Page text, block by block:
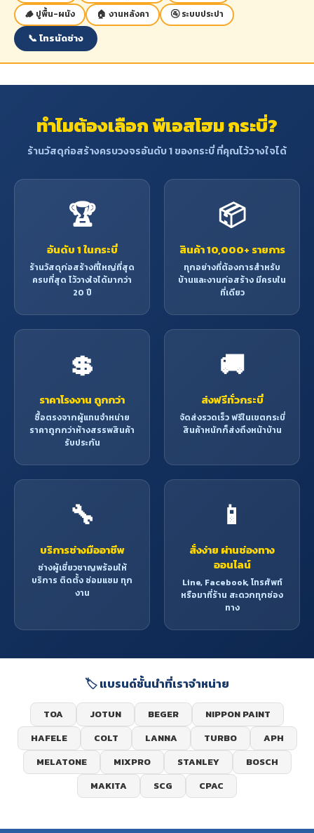
🪵 ปูพื้น-ผนัง
🏠 งานหลังคา 🚰 ระบบประปา
📞 โทรนัดช่าง
ทำไมต้องเลือก พีเอสโฮม กระบี่?
ร้านวัสดุก่อสร้างครบวงจรอันดับ 1 ของกระบี่ ที่คุณไว้วางใจได้
🏆
อันดับ 1 ในกระบี่
ร้านวัสดุก่อสร้างที่ใหญ่ที่สุด
ครบที่สุด ไว้วางใจได้มากว่า
20 ปี
📦
สินค้า 10,000+ รายการ
ทุกอย่างที่ต้องการสำหรับ
บ้านและงานก่อสร้าง มีครบใน
ที่เดียว
💲
ราคาโรงงาน ถูกกว่า
ซื้อตรงจากผู้แทนจำหน่าย
ราคาถูกกว่าห้างสรรพสินค้า
รับประกัน
🚚
ส่งฟรีทั่วกระบี่
จัดส่งรวดเร็ว ฟรีในเขตกระบี่
สินค้าหนักก็ส่งถึงหน้าบ้าน
🔧
บริการช่างมืออาชีพ
ช่างผู้เชี่ยวชาญพร้อมให้
บริการ ติดตั้ง ซ่อมแซม ทุก
งาน
📱
สั่งง่าย ผ่านช่องทาง
ออนไลน์
Line, Facebook, โทรศัพท์
หรือมาที่ร้าน สะดวกทุกช่อง
ทาง
🏷️ แบรนด์ชั้นนำที่เราจำหน่าย
TOA JOTUN BEGER
NIPPON PAINT
HAFELE
COLT LANNA TURBO
APH
MELATONE
MIXPRO STANLEY
BOSCH
MAKITA
SCG CPAC